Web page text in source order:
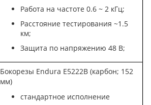
Работа на частоте 0.6 ~ 2 кГц;
Расстояние тестирования ~1.5
км;
Защита по напряжению 48 В;
Бокорезы Endura E5222B (карбон; 152
мм)
стандартное исполнение